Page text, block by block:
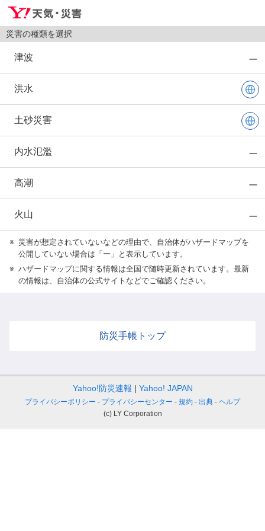
災害の種類を選択
津波
洪水
土砂災害
内水氾濫
高潮
火山
※ 災害が想定されていないなどの理由で、自治体がハザードマップを
公開していない場合は「ー」と表示しています。
※ ハザードマップに関する情報は全国で随時更新されています。最新
の情報は、自治体の公式サイトなどでご確認ください。
防災手帳トップ
Yahoo!防災速報 Yahoo! JAPAN
プライバシーポリシー プライバシーセンター 規約 出典
ヘルプ
(c) LY Corporation